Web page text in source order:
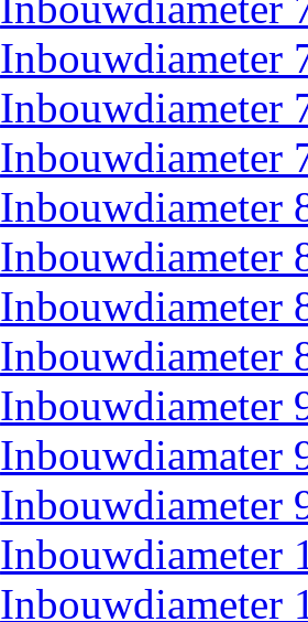
Inbouwdiameter
Inbouwdiameter
Inbouwdiameter
Inbouwdiameter
Inbouwdiameter
Inbouwdiameter
Inbouwdiameter
Inbouwdiameter
Inbouwdiamater
Inbouwdiameter
Inbouwdiameter
Inbouwdiameter